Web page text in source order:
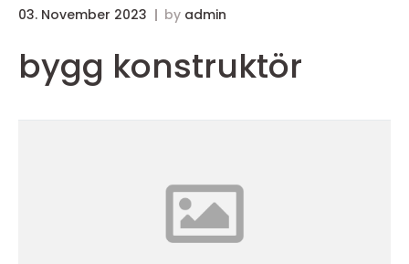
03. November 2023 by admin
bygg konstruktör